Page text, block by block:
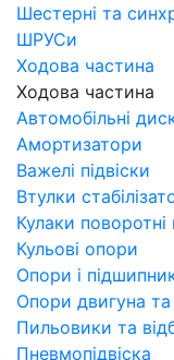
Шестерні та
ШРУСи
Ходова частина
Ходова частина
Автомобільні
Амортизатори
Важелі підвіски
Втулки
Кулаки
Кульові опори
Опори і
Опори двигуна
Пильовики та
Пневмопідвіска